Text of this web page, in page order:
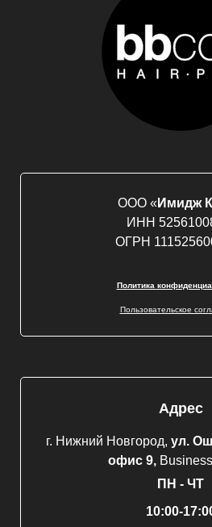
ООО « Имидж
ИНН
ОГРН
Политика
Пользовательское
Адрес
г. Нижний Новгород, ул.
офис 9,
ПН - ЧТ
10:00-